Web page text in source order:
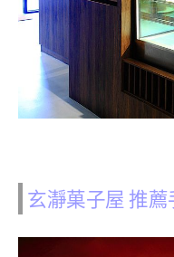
玄瀞菓子屋 推